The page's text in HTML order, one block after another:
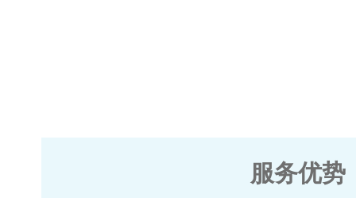
服务优势